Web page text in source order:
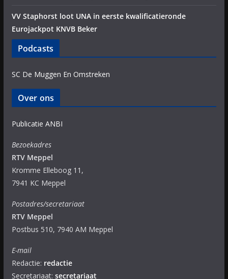
VV Staphorst loot UNA in eerste kwalificatieronde
Eurojackpot KNVB Beker
Podcasts
SC De Muggen En Omstreken
Over ons
Publicatie ANBI
Bezoekadres
RTV Meppel
Kromme Elleboog 11,
7941 KC Meppel
Postadres/secretariaat
RTV Meppel
Postbus 510, 7940 AM Meppel
E-mail
Redactie: redactie
Secretariaat: secretariaat